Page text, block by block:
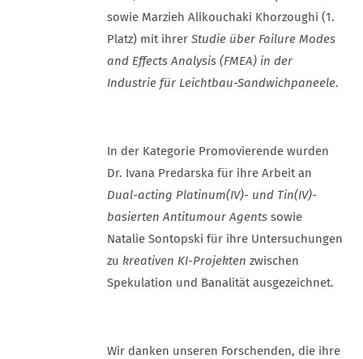
sowie Marzieh Alikouchaki Khorzoughi (1.
Platz) mit ihrer Studie über Failure Modes
and Effects Analysis (FMEA) in der
Industrie für Leichtbau-Sandwichpaneele.
In der Kategorie Promovierende wurden
Dr. Ivana Predarska für ihre Arbeit an
Dual-acting Platinum(IV)- und Tin(IV)-
basierten Antitumour Agents sowie
Natalie Sontopski für ihre Untersuchungen
zu kreativen KI-Projekten zwischen
Spekulation und Banalität ausgezeichnet.
Wir danken unseren Forschenden, die ihre